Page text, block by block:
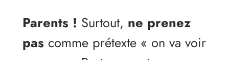
Parents ! Surtout, ne prenez
pas comme prétexte « on va voir